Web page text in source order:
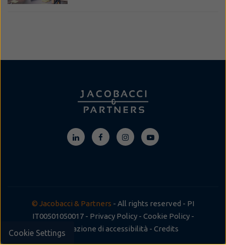
© Jacobacci & Partners - All rights reserved - PI
IT00501050017 - Privacy Policy- Cookie Policy-
Dichiarazione di accessibilità - Credits
Cookie Settings